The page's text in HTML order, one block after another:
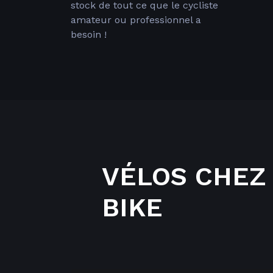
stock de tout ce que le cycliste
amateur ou professionnel a
besoin !
VÉLOS CHEZ
BIKE